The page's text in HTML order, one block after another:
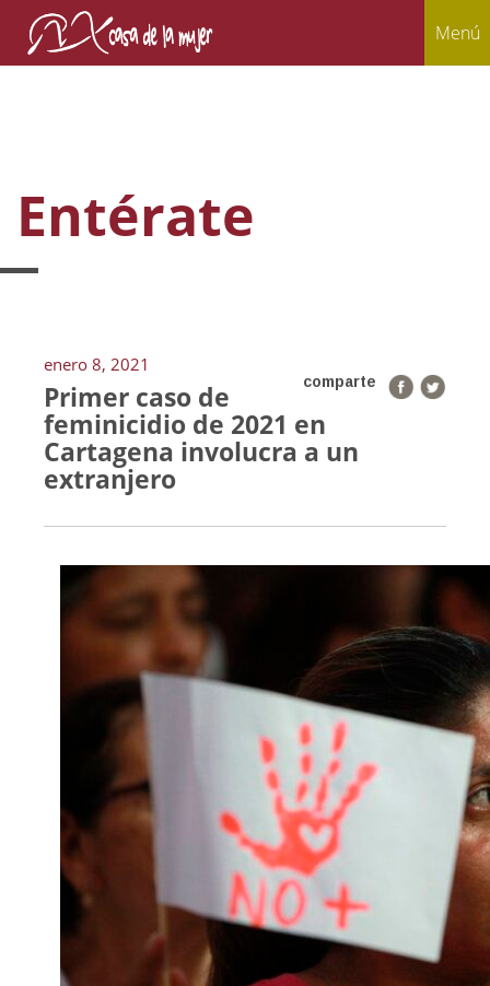
Menú
Entérate
enero 8, 2021
comparte
Primer caso de
feminicidio de 2021 en
Cartagena involucra a un
extranjero